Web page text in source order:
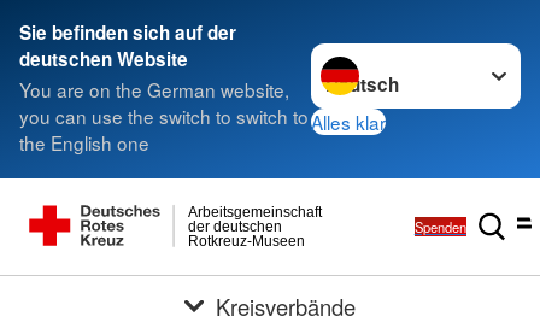
Sie befinden sich auf der
deutschen Website
You are on the German website,
you can use the switch to switch to
the English one
Sprache wechseln zu
Alles klar
Rotkreuz-Museen
der deutschen
Arbeitsgemeinschaft
Spenden
Kreisverbände